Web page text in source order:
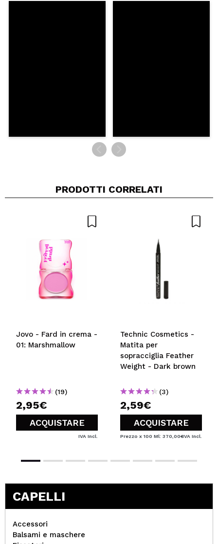
PRODOTTI CORRELATI
Jovo - Fard in crema -
01: Marshmallow
(19)
2,95€
ACQUISTARE
IVA Incl.
Technic Cosmetics -
Matita per
sopracciglia Feather
Weight - Dark brown
(3)
2,59€
ACQUISTARE
Prezzo x 100 Ml: 370,00€IVA Incl.
CAPELLI
Accessori
Balsami e maschere